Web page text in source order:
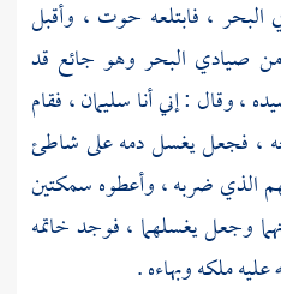
البحر ، فابتلعه حوت ، وأقبل
صيادي البحر وهو جائع قد
، وقال : إني أناسليمان، فقام
، فجعل يغسل دمه على شاطئ
الذي ضربه ، وأعطوه سمكتين
وجعل يغسلهما ، فوجد خاتمه
ملكه وبهاءه .